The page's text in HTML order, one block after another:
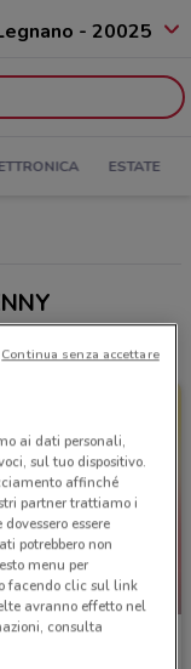
- 20025
ESTATE
NUOVO
ai dati personali,
sul tuo dispositivo.
affinché
partner trattiamo i
essere
potrebbero non
menu per
facendo clic sul link
avranno effetto nel
consulta
Continua senza accettare